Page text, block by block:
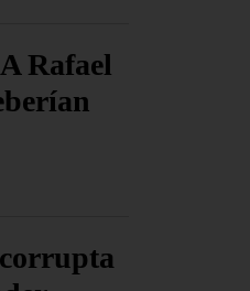
Rafael